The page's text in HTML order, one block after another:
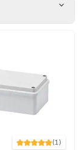
(1)